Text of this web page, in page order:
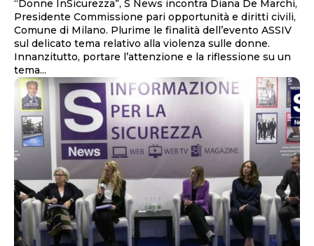
“Donne InSicurezza”, S News incontra Diana De Marchi,
Presidente Commissione pari opportunità e diritti civili,
Comune di Milano. Plurime le finalità dell’evento ASSIV
sul delicato tema relativo alla violenza sulle donne.
Innanzitutto, portare l’attenzione e la riflessione su un
tema...